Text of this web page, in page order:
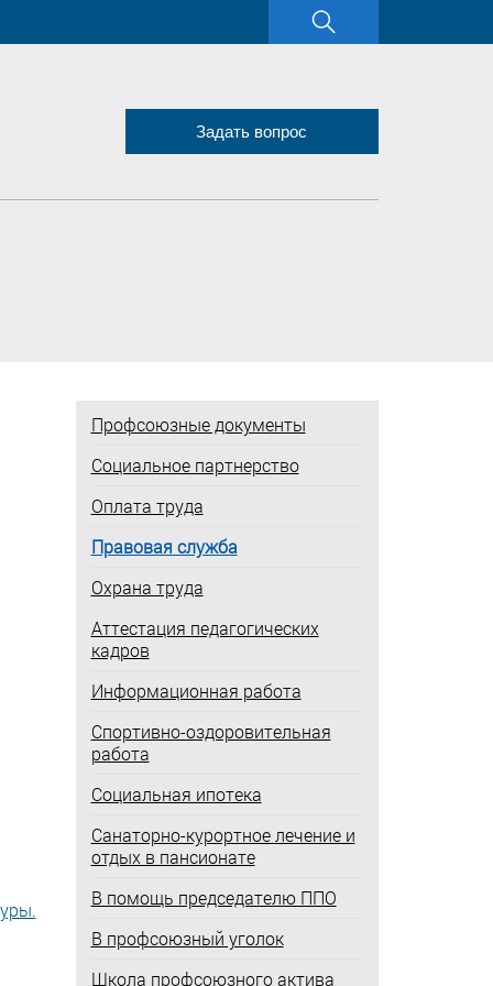
Задать вопрос
Профсоюзные документы
Социальное партнерство
Оплата труда
Правовая служба
Охрана труда
Аттестация педагогических
кадров
Информационная работа
Спортивно-оздоровительная
работа
Социальная ипотека
Санаторно-курортное лечение и
отдых в пансионате
В помощь председателю ППО
В профсоюзный уголок
Школа профсоюзного актива